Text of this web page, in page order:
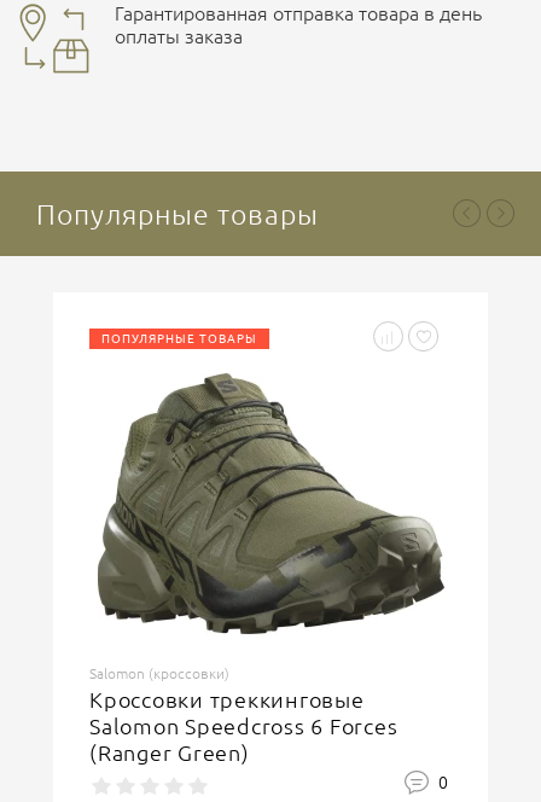
подготовки счета.
ОСТАВИТЬ ОТЗЫВ
Гарантированная отправка товара в день
оплаты заказа
Популярные товары
ПОПУЛЯРНЫЕ ТОВАРЫ
Salomon (кроссовки)
Кроссовки треккинговые
Salomon Speedcross 6 Forces
(Ranger Green)
0